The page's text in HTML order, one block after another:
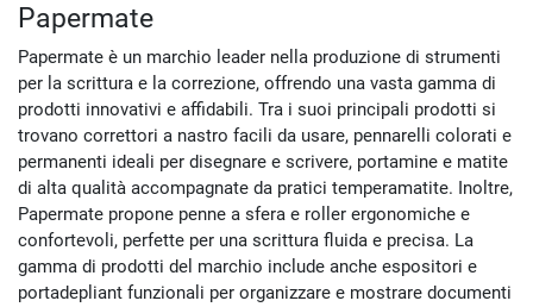
Papermate
Papermate è un marchio leader nella produzione di strumenti
per la scrittura e la correzione, offrendo una vasta gamma di
prodotti innovativi e affidabili. Tra i suoi principali prodotti si
trovano correttori a nastro facili da usare, pennarelli colorati e
permanenti ideali per disegnare e scrivere, portamine e matite
di alta qualità accompagnate da pratici temperamatite. Inoltre,
Papermate propone penne a sfera e roller ergonomiche e
confortevoli, perfette per una scrittura fluida e precisa. La
gamma di prodotti del marchio include anche espositori e
portadepliant funzionali per organizzare e mostrare documenti